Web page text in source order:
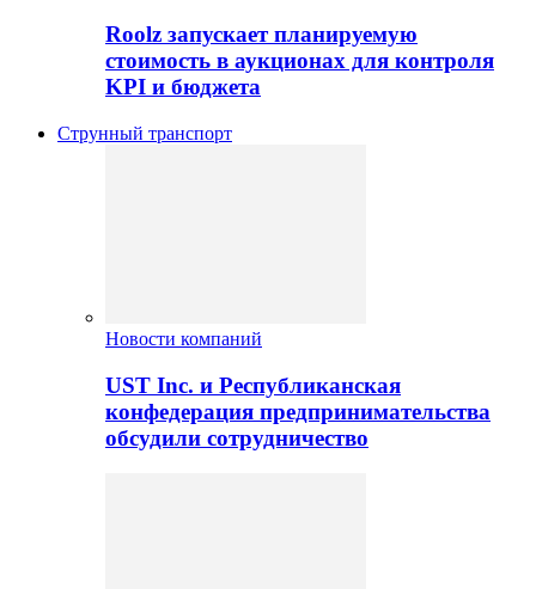
Roolz запускает планируемую
стоимость в аукционах для контроля
KPI и бюджета
Струнный транспорт
Новости компаний
UST Inc. и Республиканская
конфедерация предпринимательства
обсудили сотрудничество